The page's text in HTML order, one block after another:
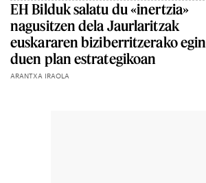
EH Bilduk salatu du «inertzia»
nagusitzen dela Jaurlaritzak
euskararen biziberritzerako egin
duen plan estrategikoan
ARANTXA IRAOLA